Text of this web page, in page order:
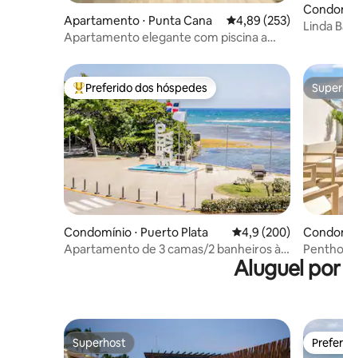
Apartamento ⋅ Punta Cana 4,89 de uma
4,89 (253)
Apartamento elegante com piscina a
Linda
Entre os melhores preferidos dos hóspedes
Preferido dos hóspedes
Condomínio ⋅ Puerto Plata 4,9 de uma
4,9 (200)
Apartamento de 3 camas/2 banheiros à
beira-mar com escritório em casa
100m
Aluguel
Superhost
Superhost